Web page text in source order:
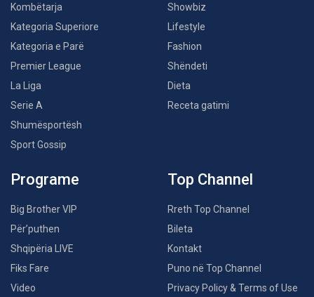
Kombëtarja
Kategoria Superiore
Kategoria e Parë
Premier League
La Liga
Serie A
Shumësportësh
Sport Gossip
Showbiz
Lifestyle
Fashion
Shëndeti
Dieta
Receta gatimi
Programe
Big Brother VIP
Për’puthen
Shqipëria LIVE
Fiks Fare
Video
Top Channel
Rreth Top Channel
Bileta
Kontakt
Puno në Top Channel
Privacy Policy & Terms of Use